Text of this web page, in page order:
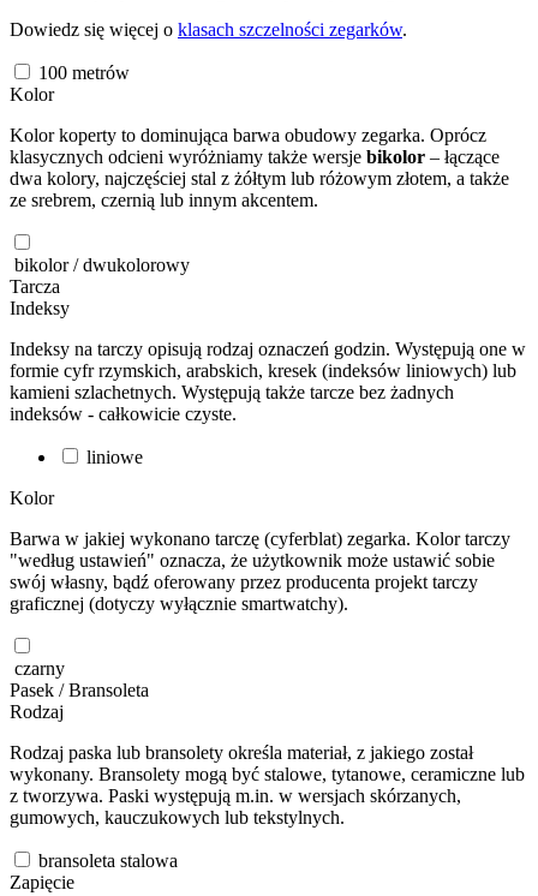
Dowiedz się więcej o klasach szczelności zegarków.
100 metrów
Kolor
Kolor koperty to dominująca barwa obudowy zegarka. Oprócz
klasycznych odcieni wyróżniamy także wersje bikolor – łączące
dwa kolory, najczęściej stal z żółtym lub różowym złotem, a także
ze srebrem, czernią lub innym akcentem.
bikolor / dwukolorowy
Tarcza
Indeksy
Indeksy na tarczy opisują rodzaj oznaczeń godzin. Występują one w
formie cyfr rzymskich, arabskich, kresek (indeksów liniowych) lub
kamieni szlachetnych. Występują także tarcze bez żadnych
indeksów - całkowicie czyste.
liniowe
Kolor
Barwa w jakiej wykonano tarczę (cyferblat) zegarka. Kolor tarczy
"według ustawień" oznacza, że użytkownik może ustawić sobie
swój własny, bądź oferowany przez producenta projekt tarczy
graficznej (dotyczy wyłącznie smartwatchy).
czarny
Pasek / Bransoleta
Rodzaj
Rodzaj paska lub bransolety określa materiał, z jakiego został
wykonany. Bransolety mogą być stalowe, tytanowe, ceramiczne lub
z tworzywa. Paski występują m.in. w wersjach skórzanych,
gumowych, kauczukowych lub tekstylnych.
bransoleta stalowa
Zapięcie